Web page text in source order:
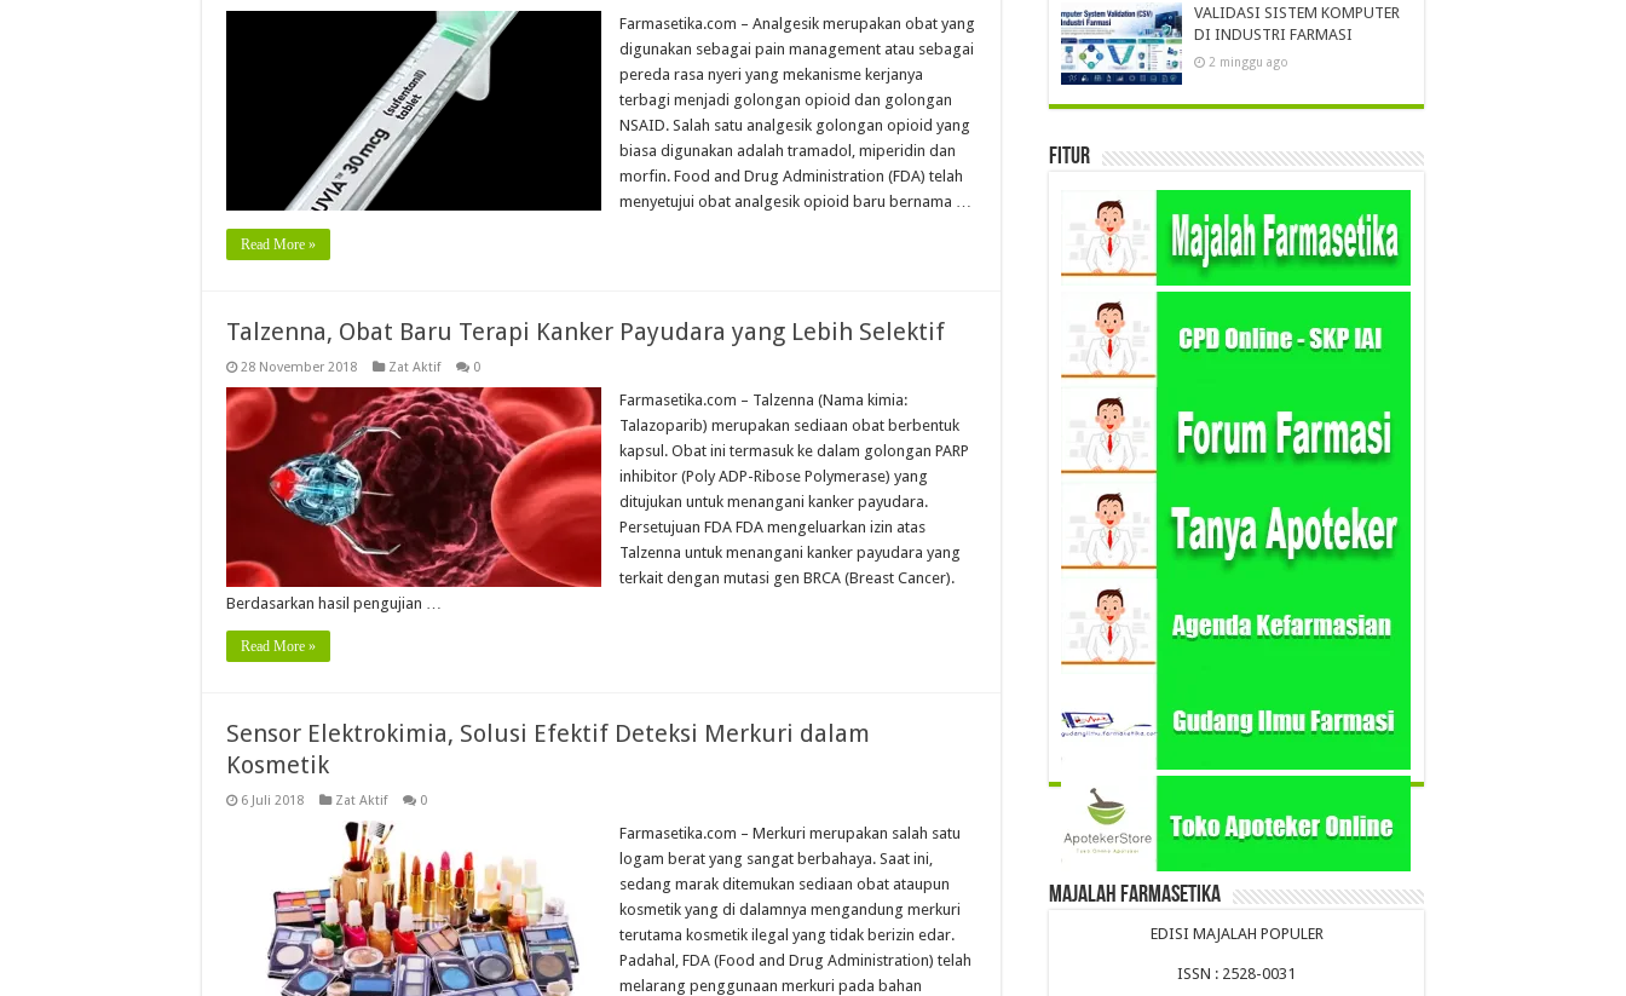
Farmasetika.com – Analgesik merupakan obat yang
digunakan sebagai pain management atau sebagai
pereda rasa nyeri yang mekanisme kerjanya
terbagi menjadi golongan opioid dan golongan
NSAID. Salah satu analgesik golongan opioid yang
biasa digunakan adalah tramadol, miperidin dan
morfin. Food and Drug Administration (FDA) telah
menyetujui obat analgesik opioid baru bernama …
Read More »
Talzenna, Obat Baru Terapi Kanker Payudara yang Lebih Selektif
28 November 2018 Zat Aktif 0
Farmasetika.com – Talzenna (Nama kimia:
Talazoparib) merupakan sediaan obat berbentuk
kapsul. Obat ini termasuk ke dalam golongan PARP
inhibitor (Poly ADP-Ribose Polymerase) yang
ditujukan untuk menangani kanker payudara.
Persetujuan FDA FDA mengeluarkan izin atas
Talzenna untuk menangani kanker payudara yang
terkait dengan mutasi gen BRCA (Breast Cancer).
Berdasarkan hasil pengujian …
Read More »
Sensor Elektrokimia, Solusi Efektif Deteksi Merkuri dalam
Kosmetik
6 Juli 2018 Zat Aktif 0
Farmasetika.com – Merkuri merupakan salah satu
logam berat yang sangat berbahaya. Saat ini,
sedang marak ditemukan sediaan obat ataupun
kosmetik yang di dalamnya mengandung merkuri
terutama kosmetik ilegal yang tidak berizin edar.
Padahal, FDA (Food and Drug Administration) telah
melarang penggunaan merkuri pada bahan
VALIDASI SISTEM KOMPUTER
DI INDUSTRI FARMASI
2 minggu ago
Fitur
Majalah Farmasetika
EDISI MAJALAH POPULER
ISSN : 2528-0031